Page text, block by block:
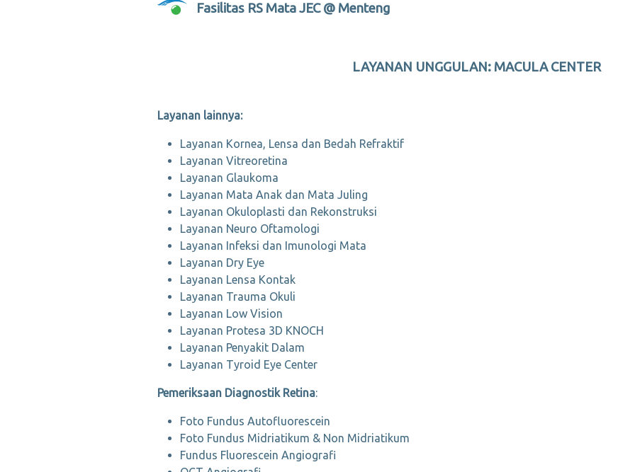
Fasilitas RS Mata JEC @ Menteng
LAYANAN UNGGULAN: MACULA CENTER
Layanan lainnya:
Layanan Kornea, Lensa dan Bedah Refraktif
Layanan Vitreoretina
Layanan Glaukoma
Layanan Mata Anak dan Mata Juling
Layanan Okuloplasti dan Rekonstruksi
Layanan Neuro Oftamologi
Layanan Infeksi dan Imunologi Mata
Layanan Dry Eye
Layanan Lensa Kontak
Layanan Trauma Okuli
Layanan Low Vision
Layanan Protesa 3D KNOCH
Layanan Penyakit Dalam
Layanan Tyroid Eye Center
Pemeriksaan Diagnostik Retina:
Foto Fundus Autofluorescein
Foto Fundus Midriatikum & Non Midriatikum
Fundus Fluorescein Angiografi